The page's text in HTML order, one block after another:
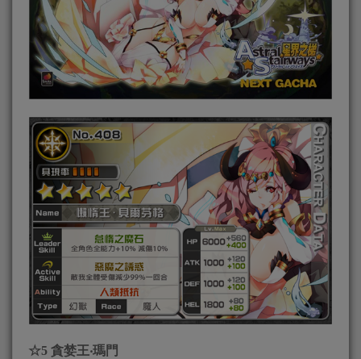
☆5 貪婪王‧瑪門